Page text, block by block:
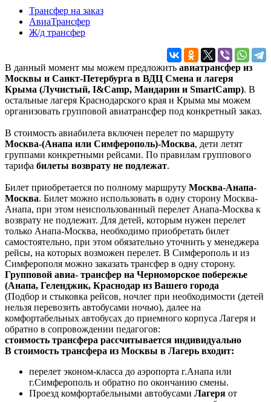
Трансфер на заказ
АвиаТрансфер
Ж/д трансфер
В данный момент мы можем предложить авиатрансфер из
Москвы и Санкт-Петербурга в ВДЦ Смена и лагеря
Крыма (Лучистый, I&Camp, Мандарин и SmartCamp). В
остальные лагеря Краснодарского края и Крыма мы можем
организовать групповой авиатрансфер под конкретный заказ.
В стоимость авиабилета включен перелет по маршруту
Москва-(Анапа или Симферополь)-Москва, дети летят
группами конкретными рейсами. По правилам группового
тарифа билеты возврату не подлежат.
Билет приобретается по полному маршруту Москва-Анапа-
Москва. Билет можно использовать в одну сторону Москва-
Анапа, при этом неиспользованный перелет Анапа-Москва к
возврату не подлежит. Для детей, которым нужен перелет
только Анапа-Москва, необходимо приобретать билет
самостоятельно, при этом обязательно уточнить у менеджера
рейсы, на которых возможен перелет. В Симферополь и из
Симферополя можно заказать трансфер в одну сторону.
Групповой авиа- трансфер на Черноморское побережье
(Анапа, Геленджик, Краснодар из Вашего города
(Подбор и стыковка рейсов, ночлег при необходимости (детей
нельзя перевозить автобусами ночью), далее на
комфортабельных автобусах до приемного корпуса Лагеря и
обратно в сопровождении педагогов:
стоимость трансфера рассчитывается индивидуально
В стоимость трансфера из Москвы в Лагерь входит:
перелет эконом-класса до аэропорта г.Анапа или
г.Симферополь и обратно по окончанию смены.
Проезд комфортабельными автобусами Лагеря от